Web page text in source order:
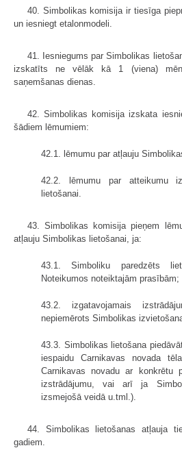
40. Simbolikas komisija ir tiesīga
un iesniegt etalonmodeli.
41. Iesniegums par Simbolikas
izskatīts ne vēlāk kā 1 (viena)
saņemšanas dienas.
42. Simbolikas komisija izskata
šādiem lēmumiem:
42.1. lēmumu par atļauju
42.2. lēmumu par atteikumu
lietošanai.
43. Simbolikas komisija pieņem
atļauju Simbolikas lietošanai, ja:
43.1. Simboliku paredzēts
Noteikumos noteiktajām prasībām;
43.2. izgatavojamais
nepiemērots Simbolikas
43.3. Simbolikas lietošana
iespaidu Carnikavas novada
Carnikavas novadu ar konkrētu
izstrādājumu, vai arī ja
izsmejošā veidā u.tml.).
44. Simbolikas lietošanas atļauja
gadiem.